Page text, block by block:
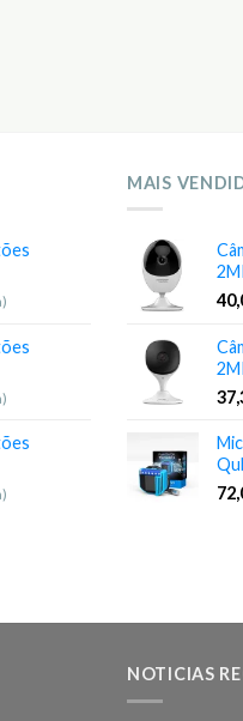
MAIS
NOTICIAS